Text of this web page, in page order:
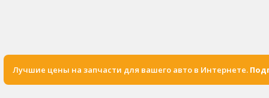
Лучшие цены на запчасти для вашего авто в Интернете.